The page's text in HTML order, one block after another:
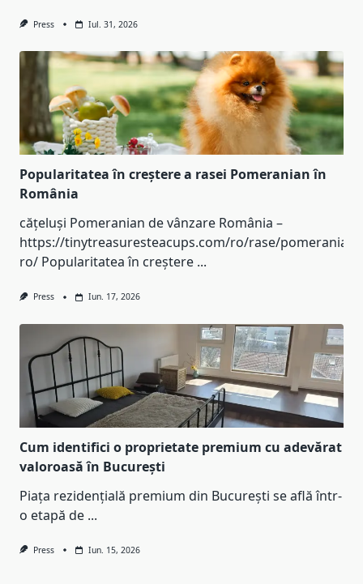
Press Iul. 31, 2026
Popularitatea în creștere a rasei Pomeranian în
România
cățeluși Pomeranian de vânzare România –
https://tinytreasuresteacups.com/ro/rase/pomeranian-
ro/ Popularitatea în creștere ...
Press Iun. 17, 2026
Cum identifici o proprietate premium cu adevărat
valoroasă în București
Piața rezidențială premium din București se află într-
o etapă de ...
Press Iun. 15, 2026